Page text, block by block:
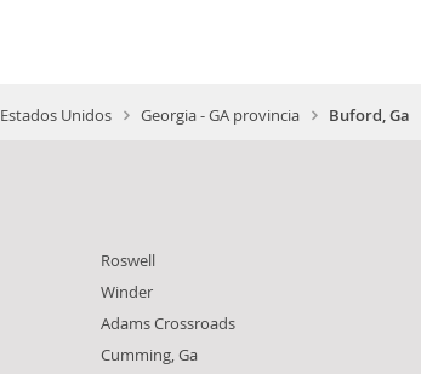
Estados Unidos Georgia - GA provincia Buford, Ga
Roswell
Winder
Adams Crossroads
Cumming, Ga